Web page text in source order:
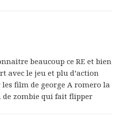
beaucoup ce RE et bien
avec le jeu et plu d’action
film de george A romero la
zombie qui fait flipper